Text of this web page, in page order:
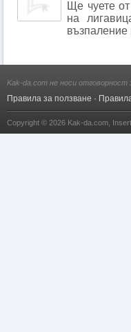
Ще чуете
на
възпаление
Kak-da.com не носи
Правила за ползване ·
Copyright © 2026 Kak-da.com